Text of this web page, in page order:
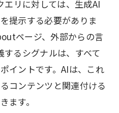
エリに対しては、生成AI
提示する必要がありま
ページ、外部からの言
するシグナルは、すべて
イントです。AIは、これ
コンテンツと関連付ける
ます。